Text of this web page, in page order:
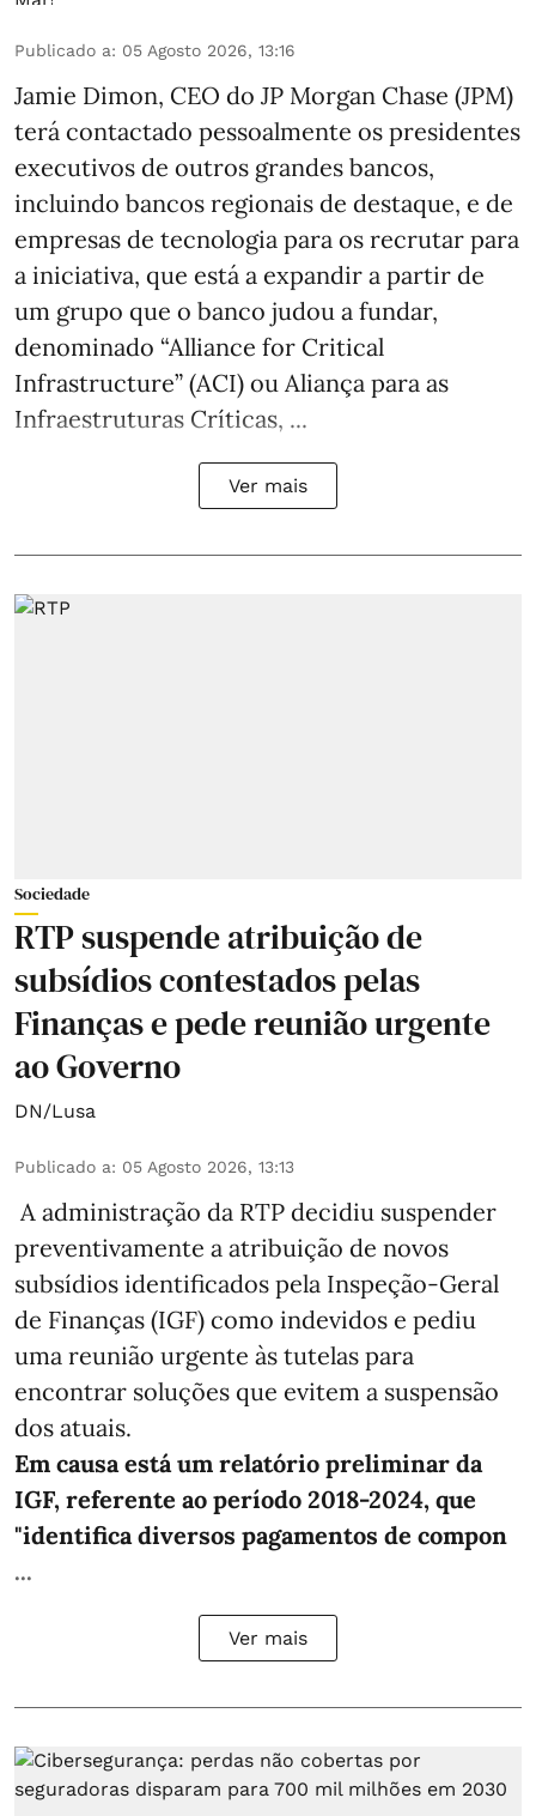
Publicado a: 05 Agosto 2026, 13:16
Jamie Dimon, CEO do JP Morgan Chase (JPM)
terá contactado pessoalmente os presidentes
executivos de outros grandes bancos,
incluindo bancos regionais de destaque, e de
empresas de tecnologia para os recrutar para
a iniciativa, que está a expandir a partir de
um grupo que o banco judou a fundar,
denominado “Alliance for Critical
Infrastructure” (ACI) ou Aliança para as
Infraestruturas Críticas, ...
Ver mais
Sociedade
RTP suspende atribuição de
subsídios contestados pelas
Finanças e pede reunião urgente
ao Governo
DN/Lusa
Publicado a: 05 Agosto 2026, 13:13
A administração da RTP decidiu suspender
preventivamente a atribuição de novos
subsídios identificados pela Inspeção-Geral
de Finanças (IGF) como indevidos e pediu
uma reunião urgente às tutelas para
encontrar soluções que evitem a suspensão
dos atuais.
Em causa está um relatório preliminar da
IGF, referente ao período 2018-2024, que
"identifica diversos pagamentos de compon
...
Ver mais